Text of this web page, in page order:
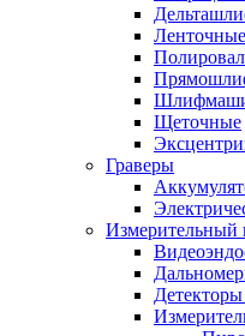
Ленточные
Щеточные
Граверы
Измерительный